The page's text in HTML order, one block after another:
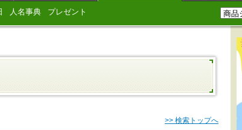
人名事典 プレゼント
>> 検索トップへ